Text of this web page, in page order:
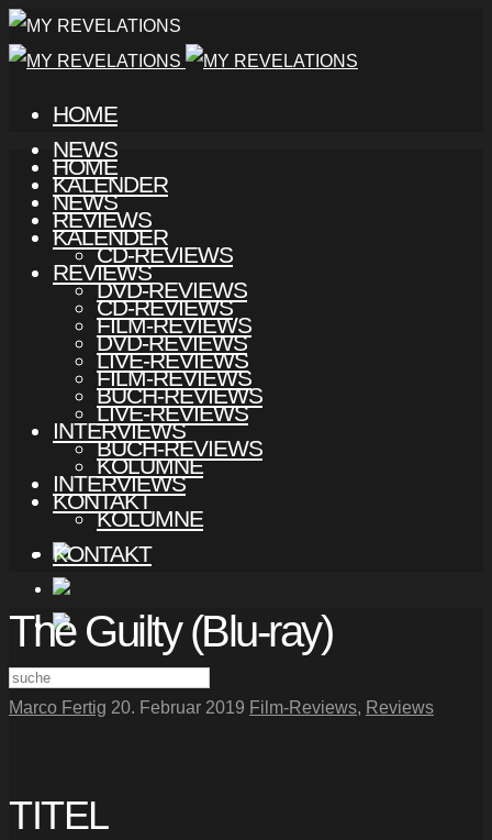
HOME
NEWS
KALENDER
REVIEWS
CD-REVIEWS
DVD-REVIEWS
FILM-REVIEWS
LIVE-REVIEWS
BUCH-REVIEWS
INTERVIEWS
KOLUMNE
KONTAKT
HOME
NEWS
KALENDER
REVIEWS
CD-REVIEWS
DVD-REVIEWS
FILM-REVIEWS
LIVE-REVIEWS
BUCH-REVIEWS
INTERVIEWS
KOLUMNE
KONTAKT
The Guilty (Blu-ray)
Marco Fertig 20. Februar 2019 Film-Reviews, Reviews
TITEL